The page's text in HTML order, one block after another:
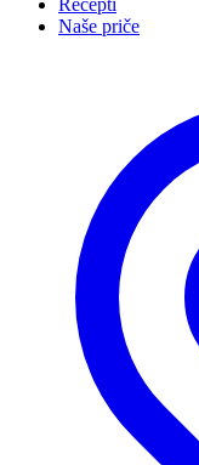
Recepti
Naše priče